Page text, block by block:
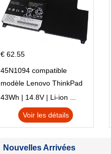
€ 62.55
45N1094 compatible
modèle Lenovo ThinkPad
Edge S230u Twist
43Wh | 14.8V | Li-ion ...
Voir les détails
Nouvelles Arrivées